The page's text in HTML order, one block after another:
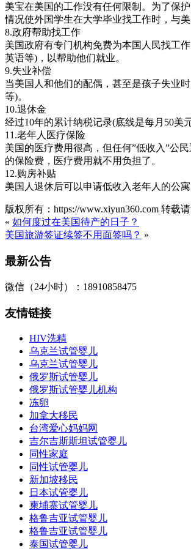
美宝在美国的工作没有任何限制。为了保
情况使外国学生在大学毕业找工作时，与
8.政府帮助找工作
美国政府有专门机构免费为本国人民找工
英语等)，以帮助他们就业。
9.失业补偿
当美国人和他们的配偶，甚至是孩子失业
等)。
10.退休金
经过10年的累计纳税记录(底线是每月50美
11.老年人医疗保险
美国的医疗费用很高，但任何”低收入”公
的保险费，医疗费用就不用负担了。
12.购房补贴
美国人退休后可以申请低收入老年人的公
版权所有：https://www.xiyun360.com 转载
« 如何度过在美国待产的日子？
美国旅游签证续签不用面签吗？ »
最新公告
微信（24小时）：18910858475
友情链接
HIV洗精
乌克兰试管婴儿
乌克兰试管婴儿
俄罗斯试管婴儿
俄罗斯试管婴儿机构
冻卵
加拿大移民
台湾爱心妈妈网
吉尔吉斯斯坦试管婴儿
同性家庭
同性试管婴儿
新加坡移民
日本试管婴儿
柬埔寨试管婴儿
格鲁吉亚试管婴儿
格鲁吉亚试管婴儿
泰国试管婴儿